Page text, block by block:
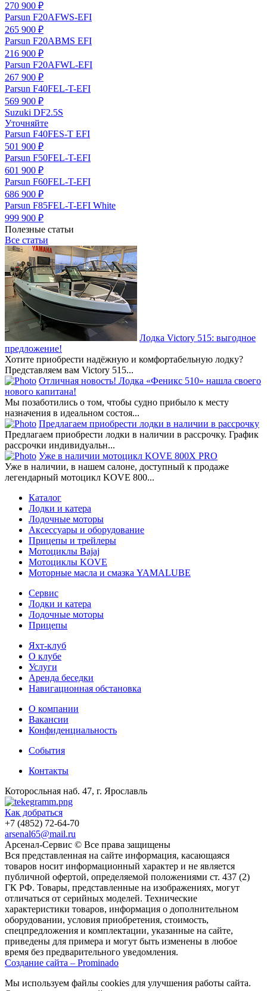
270 900 ₽
Parsun F20AFWS-EFI
265 900 ₽
Parsun F20ABMS EFI
216 900 ₽
Parsun F20AFWL-EFI
267 900 ₽
Parsun F40FEL-T-EFI
569 900 ₽
Suzuki DF2.5S
Уточняйте
Parsun F40FES-T EFI
501 900 ₽
Parsun F50FEL-T-EFI
601 900 ₽
Parsun F60FEL-T-EFI
686 900 ₽
Parsun F85FEL-T-EFI White
999 900 ₽
Полезные статьи
Все статьи
Лодка Victory 515: выгодное
предложение!
Хотите приобрести надёжную и комфортабельную лодку?
Представляем вам Victory 515...
Отличная новость! Лодка «Феникс 510» нашла своего
нового капитана!
Мы позаботились о том, чтобы судно прибыло к месту
назначения в идеальном состоя...
Предлагаем приобрести лодки в наличии в рассрочку
Предлагаем приобрести лодки в наличии в рассрочку. График
рассрочки индивидуальн...
Уже в наличии мотоцикл KOVE 800X PRO
Уже в наличии, в нашем салоне, доступный к продаже
легендарный мотоцикл KOVE 800...
Каталог
Лодки и катера
Лодочные моторы
Аксессуары и оборудование
Прицепы и трейлеры
Мотоциклы Bajaj
Мотоциклы KOVE
Моторные масла и смазка YAMALUBE
Сервис
Лодки и катера
Лодочные моторы
Прицепы
Яхт-клуб
О клубе
Услуги
Аренда беседки
Навигационная обстановка
О компании
Вакансии
Конфиденциальность
События
Контакты
Которосльная наб. 47, г. Ярославль
Как добраться
+7 (4852) 72-64-70
arsenal65@mail.ru
Aрсенал-Сервис © Все права защищены
Вся представленная на сайте информация, касающаяся
товаров носит информационный характер и не является
публичной офертой, определяемой положениями ст. 437 (2)
ГК РФ. Товары, представленные на изображениях, могут
отличаться от серийных моделей. Технические
характеристики товаров, информация о дополнительном
оборудовании, условия приобретения, стоимость,
спецпредложения и комплектации, указанные на сайте,
приведены для примера и могут быть изменены в любое
время без предварительного уведомления.
Создание сайта – Prominado
Мы используем файлы cookies для улучшения работы сайта.